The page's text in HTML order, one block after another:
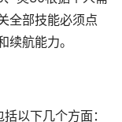
全部技能必须点
航能力。
以下几个方面：